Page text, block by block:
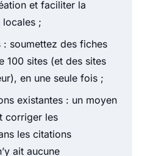
et faciliter la
;
soumettez des fiches
100 sites (et des sites
en une seule fois ;
existantes : un moyen
corriger les
les citations
ait aucune